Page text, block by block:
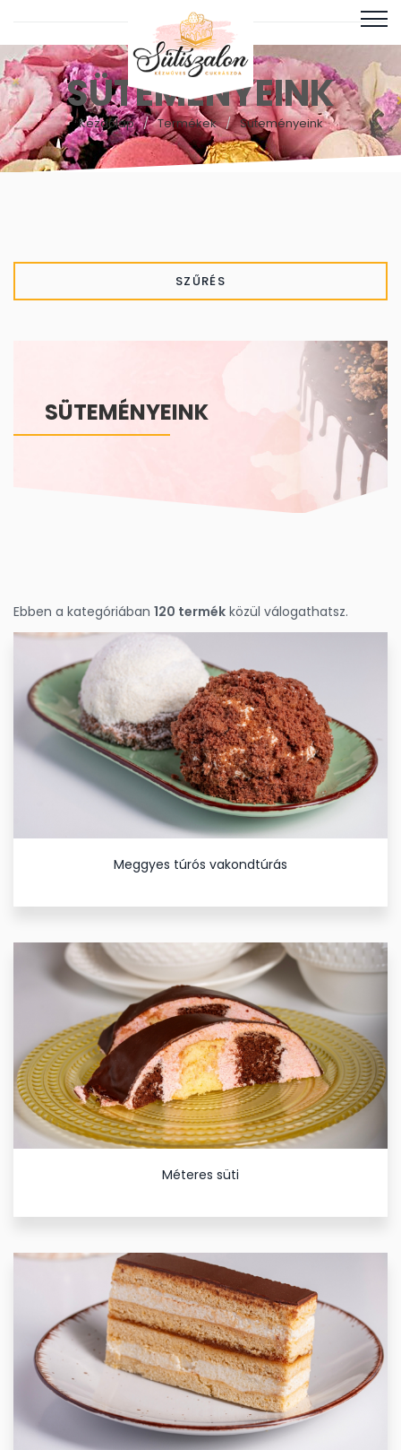
SÜTEMÉNYEINK
Kezdőlap Termékek Süteményeink
SZŰRÉS
SÜTEMÉNYEINK
Ebben a kategóriában 120 termék közül válogathatsz.
Meggyes túrós vakondtúrás
Méteres süti